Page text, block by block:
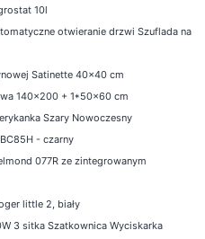
10l
otwieranie drzwi Szuflada na
Satinette 40x40 cm
140x200 + 1*50x60 cm
Szary Nowoczesny
- czarny
077R ze zintegrowanym
little 2, biały
3 sitka Szatkownica Wyciskarka